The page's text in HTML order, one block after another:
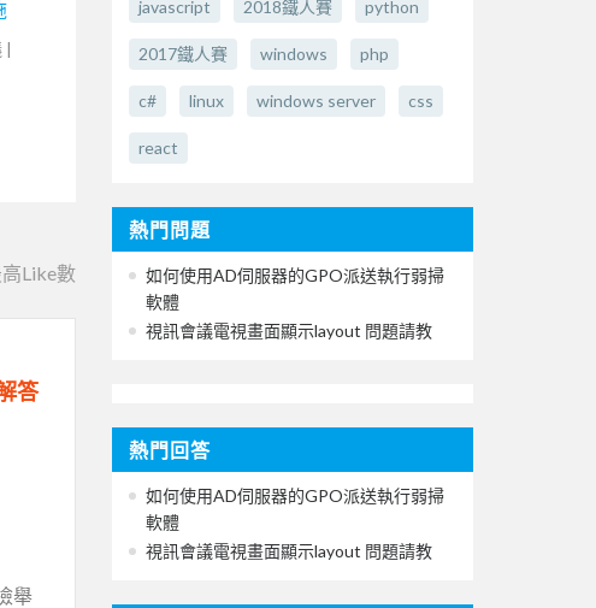
|
Like數
答
舉
javascript 2018鐵人賽 python
2017鐵人賽 windows php
c# linux windows server css
react
熱門問題
如何使用AD伺服器的GPO派送執行弱掃
軟體
視訊會議電視畫面顯示layout 問題請教
熱門回答
如何使用AD伺服器的GPO派送執行弱掃
軟體
視訊會議電視畫面顯示layout 問題請教